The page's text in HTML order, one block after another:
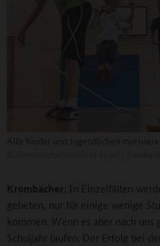
Krombacher: In Einzelfällen
gebeten, nur für einige wenige
kommen. Wenn es aber nach
Schuljahr laufen. Der Erfolg bei